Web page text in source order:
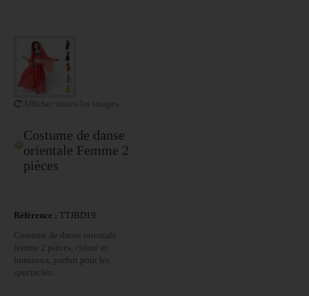
Afficher toutes les images
Costume de danse
orientale Femme 2
pièces
Référence : TTJBD19
Costume de danse orientale
femme 2 pièces, coloré et
lumineux, parfait pour les
spectacles.